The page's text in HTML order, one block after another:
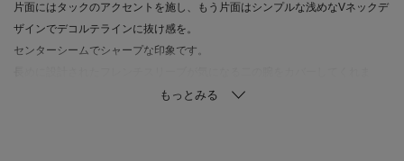
片面にはタックのアクセントを施し、もう片面はシンプルな浅めなVネックデ
ザインでデコルテラインに抜け感を。
センターシームでシャープな印象です。